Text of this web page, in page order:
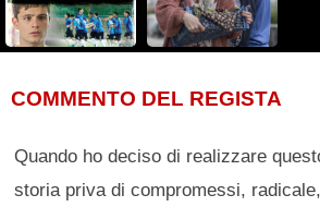
COMMENTO DEL REGISTA
Quando ho deciso di realizzare
storia priva di compromessi,